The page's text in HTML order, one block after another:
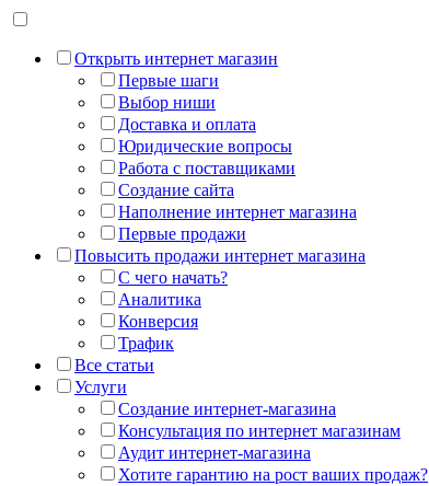
Открыть интернет магазин
Первые шаги
Выбор ниши
Доставка и оплата
Юридические вопросы
Работа с поставщиками
Создание сайта
Наполнение интернет магазина
Первые продажи
Повысить продажи интернет магазина
С чего начать?
Аналитика
Конверсия
Трафик
Все статьи
Услуги
Создание интернет-магазина
Консультация по интернет магазинам
Аудит интернет-магазина
Хотите гарантию на рост ваших продаж?